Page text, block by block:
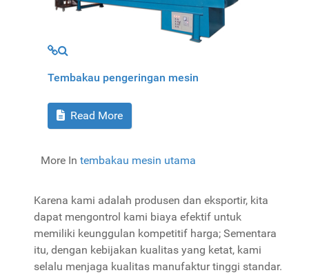
MOD_JTCS_VIEW_ARTICLE_LINK
Tembakau pengeringan mesin
Read More
More In tembakau mesin utama
Karena kami adalah produsen dan eksportir, kita
dapat mengontrol kami biaya efektif untuk
memiliki keunggulan kompetitif harga; Sementara
itu, dengan kebijakan kualitas yang ketat, kami
selalu menjaga kualitas manufaktur tinggi standar.